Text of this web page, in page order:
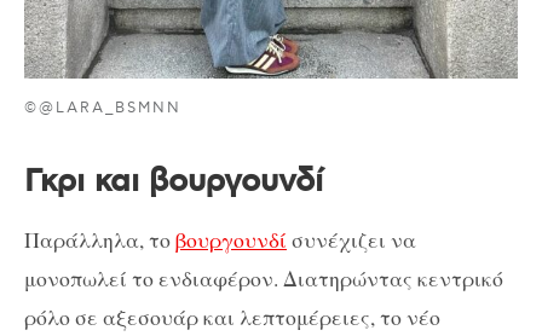
©@LARA_BSMNN
Γκρι και βουργουνδί
Παράλληλα, τοβουργουνδί συνέχιζει να
μονοπωλεί το ενδιαφέρον. Διατηρώντας κεντρικό
ρόλο σε αξεσουάρ και λεπτομέρειες, το νέο